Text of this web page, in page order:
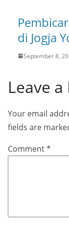
di Jogja
September 8,
Leave a
Your email
fields are
Comment*